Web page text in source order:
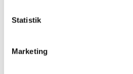
Statistik
Marketing
Terapeutiske samtaler om denne
skilsmisse, svære beslutninger,
at klarlægge hvad krisen drejder